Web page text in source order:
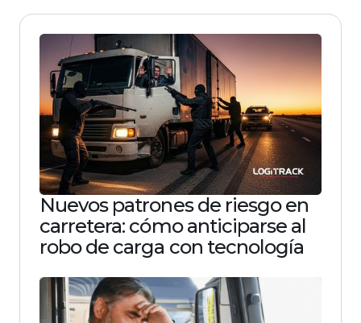
Nuevos patrones de riesgo en
carretera: cómo anticiparse al
robo de carga con tecnología